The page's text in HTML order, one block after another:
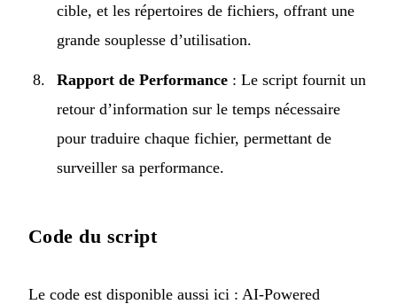
cible, et les répertoires de fichiers, offrant une
grande souplesse d’utilisation.
Rapport de Performance : Le script fournit un
retour d’information sur le temps nécessaire
pour traduire chaque fichier, permettant de
surveiller sa performance.
Code du script
Le code est disponible aussi ici : AI-Powered